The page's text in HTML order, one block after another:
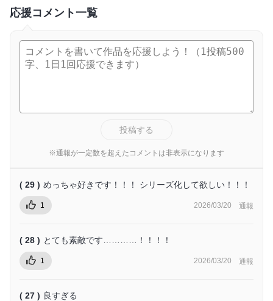
応援コメント一覧
投稿する
※通報が一定数を超えたコメントは非表示になります
( 29 ) めっちゃ好きです！！！ シリーズ化して欲しい！！！
1 2026/03/20 通報
( 28 ) とても素敵です…………！！！！
1 2026/03/20 通報
( 27 ) 良すぎる